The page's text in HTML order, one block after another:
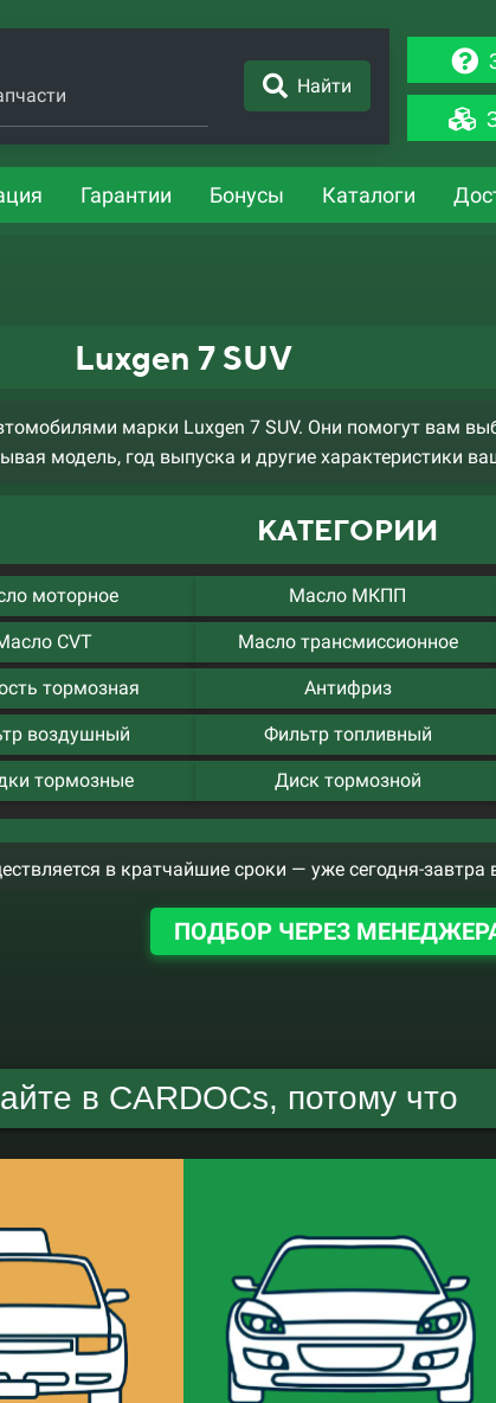
Найти
Гарантии Бонусы Каталоги
Luxgen 7 SUV
марки Luxgen 7 SUV. Они помогут вам
модель, год выпуска и другие характеристики
КАТЕГОРИИ
моторное Масло МКПП
CVT Масло трансмиссионное
тормозная Антифриз
воздушный Фильтр топливный
тормозные Диск тормозной
в кратчайшие сроки — уже сегодня-
ПОДБОР ЧЕРЕЗ
в CARDOCs, потому что